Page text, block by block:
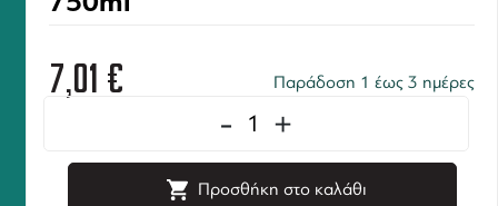
7,01 € Παράδοση 1 έως 3 ημέρες
- +
Προσθήκη στο καλάθι